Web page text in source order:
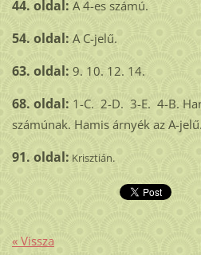
44. oldal: A 4-es számú.
54. oldal: A C-jelű.
63. oldal: 9. 10. 12. 14.
68. oldal: 1-C. 2-D. 3-E. 4-B.
számúnak. Hamis árnyék az A-jelű.
91. oldal: Krisztián.
« Vissza